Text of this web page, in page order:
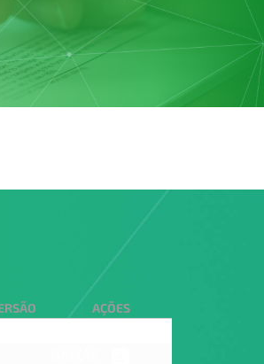
AÇÕES